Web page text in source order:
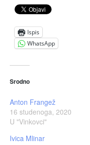
Ispis
WhatsApp
Srodno
Anton Frangež
16 studenoga, 2020
U "Vinkovci"
Ivica Mlinar